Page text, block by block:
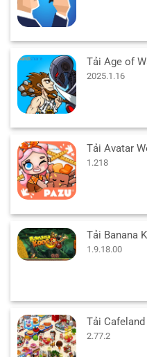
2025.1.16
1.218
1.9.18.00
2.77.2